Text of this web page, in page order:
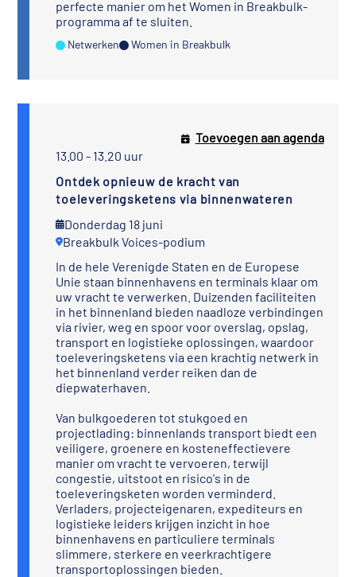
perfecte manier om het Women in Breakbulk-
programma af te sluiten.
Netwerken Women in Breakbulk
13.00 - 13.20 uur
Ontdek opnieuw de kracht van
toeleveringsketens via binnenwateren
Donderdag 18 juni
Breakbulk Voices-podium
Toevoegen aan agenda
In de hele Verenigde Staten en de Europese
Unie staan binnenhavens en terminals klaar om
uw vracht te verwerken. Duizenden faciliteiten
in het binnenland bieden naadloze verbindingen
via rivier, weg en spoor voor overslag, opslag,
transport en logistieke oplossingen, waardoor
toeleveringsketens via een krachtig netwerk in
het binnenland verder reiken dan de
diepwaterhaven.
Van bulkgoederen tot stukgoed en
projectlading: binnenlands transport biedt een
veiligere, groenere en kosteneffectievere
manier om vracht te vervoeren, terwijl
congestie, uitstoot en risico's in de
toeleveringsketen worden verminderd.
Verladers, projecteigenaren, expediteurs en
logistieke leiders krijgen inzicht in hoe
binnenhavens en particuliere terminals
slimmere, sterkere en veerkrachtigere
transportoplossingen bieden.